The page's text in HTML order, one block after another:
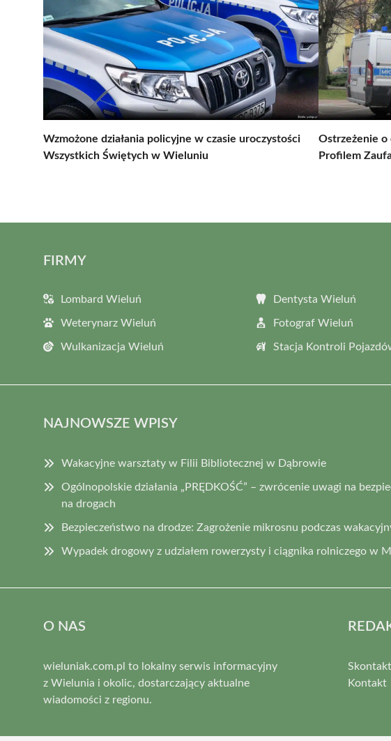
Wzmożone działania policyjne w czasie uroczystości
Wszystkich Świętych w Wieluniu
Ostrzeżenie o
Profilem
FIRMY
Lombard Wieluń Dentysta Wieluń
Weterynarz Wieluń Fotograf Wieluń
Wulkanizacja Wieluń Stacja Kontroli
NAJNOWSZE WPISY
Wakacyjne warsztaty w Filii Bibliotecznej w Dąbrowie
Ogólnopolskie działania „PRĘDKOŚĆ” – zwrócenie uwagi na
na drogach
Bezpieczeństwo na drodze: Zagrożenie mikrosnu podczas
Wypadek drogowy z udziałem rowerzysty i ciągnika rolniczego w
O NAS
wieluniak.com.pl to lokalny serwis informacyjny
z Wielunia i okolic, dostarczający aktualne
wiadomości z regionu.
Kontakt